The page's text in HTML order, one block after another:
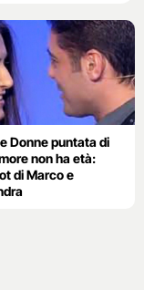
Donne puntata di
non ha età:
di Marco e